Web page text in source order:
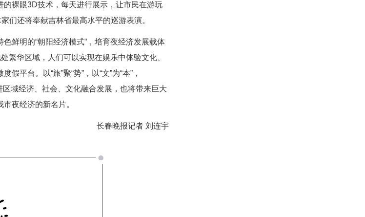
裸眼3D技术，每天进行展示，让市民在游玩
们还将奉献吉林省最高水平的巡游表演。
鲜明的“朝阳经济模式”，培育夜经济发展载体
繁华区域，人们可以实现在娱乐中体验文化、
平台。以“旅”聚“势”，以“文”为“本”，
区域经济、社会、文化融合发展，也将带来巨大
夜经济的新名片。
长春晚报记者 刘连宇